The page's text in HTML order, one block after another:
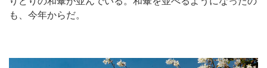
も、今年からだ。